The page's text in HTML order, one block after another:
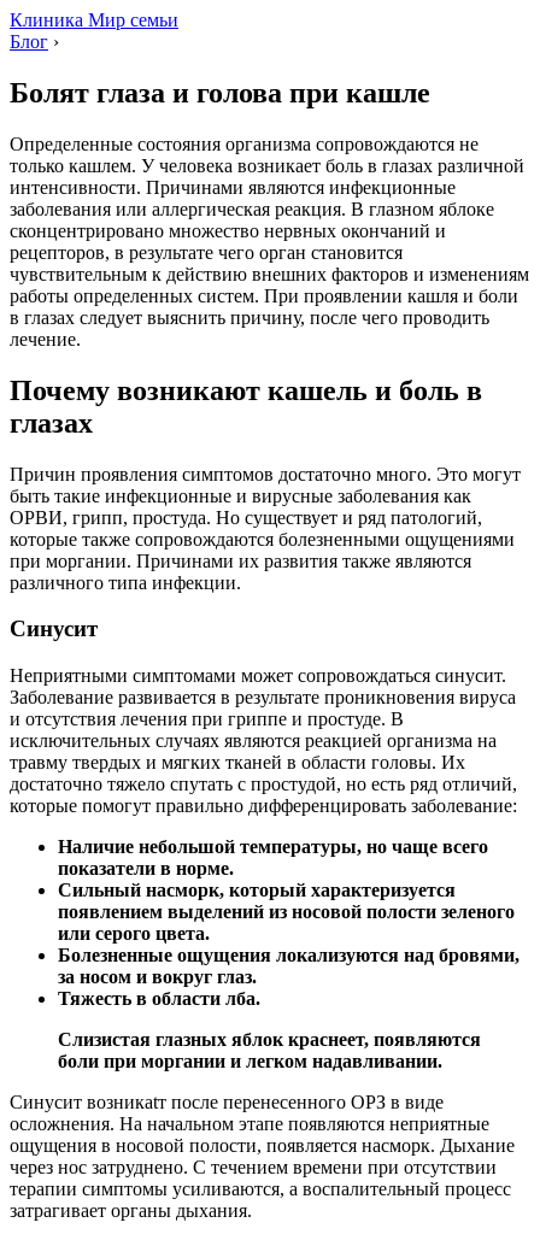
Клиника Мир семьи
Блог ›
Болят глаза и голова при кашле
Определенные состояния организма сопровождаются не
только кашлем. У человека возникает боль в глазах различной
интенсивности. Причинами являются инфекционные
заболевания или аллергическая реакция. В глазном яблоке
сконцентрировано множество нервных окончаний и
рецепторов, в результате чего орган становится
чувствительным к действию внешних факторов и изменениям
работы определенных систем. При проявлении кашля и боли
в глазах следует выяснить причину, после чего проводить
лечение.
Почему возникают кашель и боль в
глазах
Причин проявления симптомов достаточно много. Это могут
быть такие инфекционные и вирусные заболевания как
ОРВИ, грипп, простуда. Но существует и ряд патологий,
которые также сопровождаются болезненными ощущениями
при моргании. Причинами их развития также являются
различного типа инфекции.
Синусит
Неприятными симптомами может сопровождаться синусит.
Заболевание развивается в результате проникновения вируса
и отсутствия лечения при гриппе и простуде. В
исключительных случаях являются реакцией организма на
травму твердых и мягких тканей в области головы. Их
достаточно тяжело спутать с простудой, но есть ряд отличий,
которые помогут правильно дифференцировать заболевание:
Наличие небольшой температуры, но чаще всего
показатели в норме.
Сильный насморк, который характеризуется
появлением выделений из носовой полости зеленого
или серого цвета.
Болезненные ощущения локализуются над бровями,
за носом и вокруг глаз.
Тяжесть в области лба.
Слизистая глазных яблок краснеет, появляются
боли при моргании и легком надавливании.
Синусит возникаtт после перенесенного ОРЗ в виде
осложнения. На начальном этапе появляются неприятные
ощущения в носовой полости, появляется насморк. Дыхание
через нос затруднено. С течением времени при отсутствии
терапии симптомы усиливаются, а воспалительный процесс
затрагивает органы дыхания.